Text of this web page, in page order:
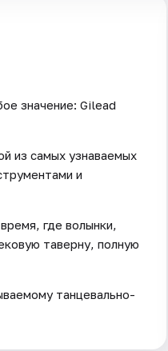
значение: Gilead
из самых узнаваемых
и
где волынки,
таверну, полную
танцевально-